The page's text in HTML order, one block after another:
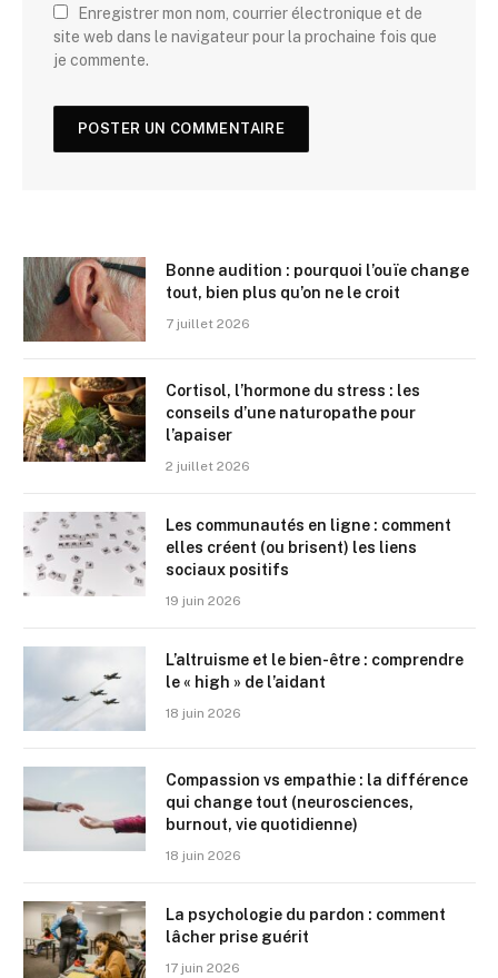
Enregistrer mon nom, courrier électronique et de
site web dans le navigateur pour la prochaine fois que
je commente.
Bonne audition : pourquoi l’ouïe change
tout, bien plus qu’on ne le croit
7 juillet 2026
Cortisol, l’hormone du stress : les
conseils d’une naturopathe pour
l’apaiser
2 juillet 2026
Les communautés en ligne : comment
elles créent (ou brisent) les liens
sociaux positifs
19 juin 2026
L’altruisme et le bien-être : comprendre
le « high » de l’aidant
18 juin 2026
Compassion vs empathie : la différence
qui change tout (neurosciences,
burnout, vie quotidienne)
18 juin 2026
La psychologie du pardon : comment
lâcher prise guérit
17 juin 2026